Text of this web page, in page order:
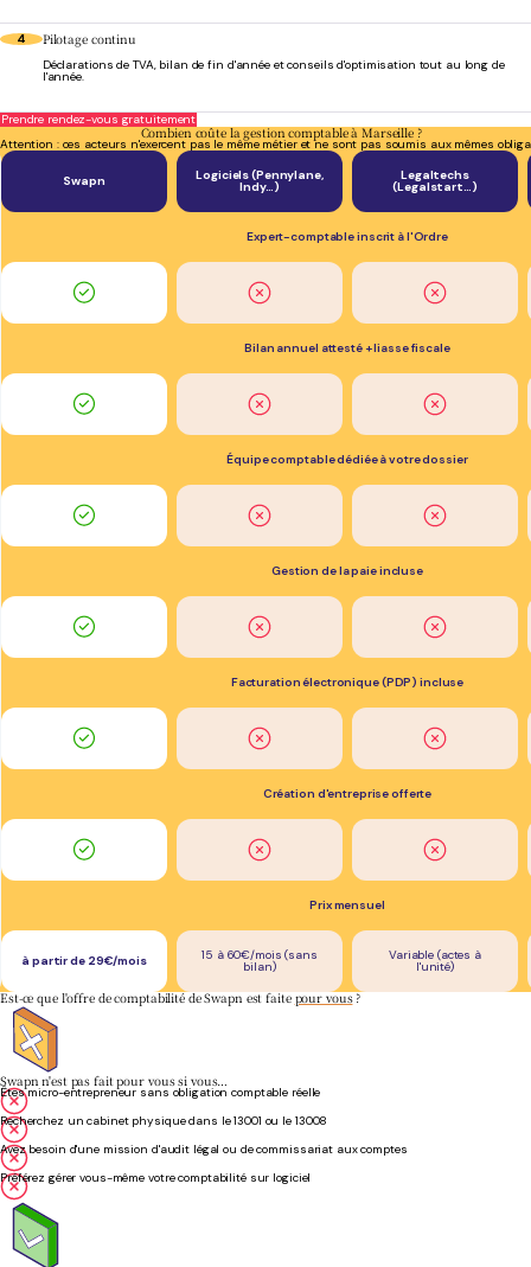
4 Pilotage continu
Déclarations de TVA, bilan de fin d'année et conseils d'optimisation tout au long de
l'année.
Prendre rendez-vous gratuitement
Combien coûte la gestion comptable à Marseille ?
Attention : ces acteurs n'exercent pas le même métier et ne sont pas soumis aux mêmes
Swapn Logiciels (Pennylane,
Indy…)
Legaltechs
(Legalstart…)
Expert-comptable inscrit à l'Ordre
Bilan annuel attesté + liasse fiscale
Équipe comptable dédiée à votre dossier
Gestion de la paie incluse
Facturation électronique (PDP) incluse
Création d'entreprise offerte
Prix mensuel
à partir de 29€/mois 15 à 60€/mois (sans
bilan)
Variable (actes à
l'unité)
Est-ce que l'offre de comptabilité de Swapn est faitepour vous?
Swapn n'est pas fait pour vous si vous…
Êtes micro-entrepreneur sans obligation comptable réelle
Recherchez un cabinet physique dans le 13001 ou le 13008
Avez besoin d'une mission d'audit légal ou de commissariat aux comptes
Préférez gérer vous-même votre comptabilité sur logiciel